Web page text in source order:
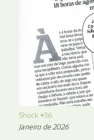
Shock #36
Janeiro de 2026